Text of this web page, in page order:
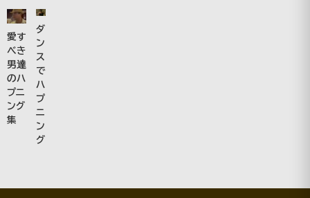
愛す
べき
男達
のハ
プニ
ング
集
ダ
ン
ス
で
ハ
プ
ニ
ン
グ